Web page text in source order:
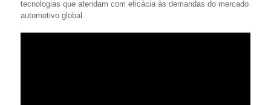
tecnologias que atendam com eficácia às demandas do mercado
automotivo global.